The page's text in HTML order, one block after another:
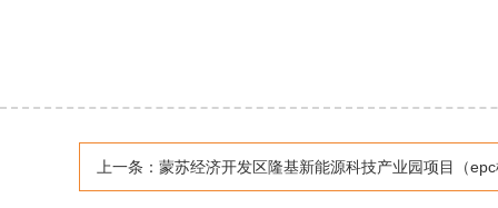
上一条： 蒙苏经济开发区隆基新能源科技产业园项目（epc模式）氩气回收装置